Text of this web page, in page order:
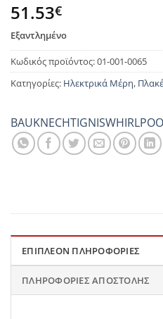
51.53€
Εξαντλημένο
Κωδικός προϊόντος:01-001-0065
Κατηγορίες: Ηλεκτρικά Μέρη,
BAUKNECHTIGNIS
ΕΠΙΠΛΈΟΝ ΠΛΗΡΟΦΟΡΊΕΣ
ΠΛΗΡΟΦΟΡΊΕΣ ΑΠΟΣΤΟΛΉΣ